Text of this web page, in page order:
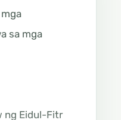
sa mga
ng Eidul-Fitr